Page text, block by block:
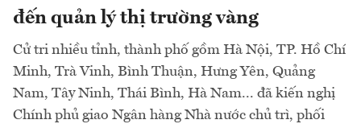
đến quản lý thị trường vàng
Cử tri nhiều tỉnh, thành phố gồm Hà Nội, TP. Hồ Chí
Minh, Trà Vinh, Bình Thuận, Hưng Yên, Quảng
Nam, Tây Ninh, Thái Bình, Hà Nam... đã kiến nghị
Chính phủ giao Ngân hàng Nhà nước chủ trì, phối